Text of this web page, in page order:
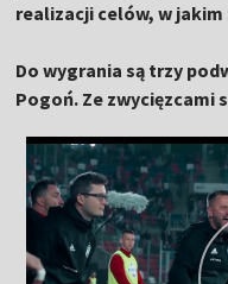
realizacji celów, w jakim
Do wygrania są trzy
Pogoń. Ze zwycięzcami